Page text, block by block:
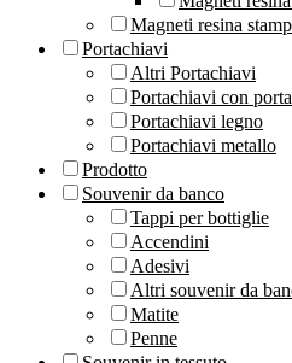
Magneti resina
Portachiavi
Altri Portachiavi
Portachiavi con
Portachiavi legno
Portachiavi metallo
Prodotto
Souvenir da banco
Tappi per bottiglie
Accendini
Adesivi
Altri souvenir da
Matite
Penne